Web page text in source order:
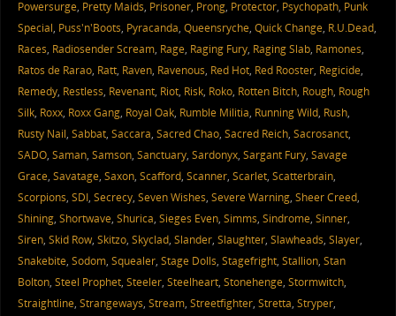
Powersurge, Pretty Maids, Prisoner, Prong, Protector, Psychopath, Punk
Special, Puss'n'Boots, Pyracanda, Queensryche, Quick Change, R.U.Dead,
Races, Radiosender Scream, Rage, Raging Fury, Raging Slab, Ramones,
Ratos de Rarao, Ratt, Raven, Ravenous, Red Hot, Red Rooster, Regicide,
Remedy, Restless, Revenant, Riot, Risk, Roko, Rotten Bitch, Rough, Rough
Silk, Roxx, Roxx Gang, Royal Oak, Rumble Militia, Running Wild, Rush,
Rusty Nail, Sabbat, Saccara, Sacred Chao, Sacred Reich, Sacrosanct,
SADO, Saman, Samson, Sanctuary, Sardonyx, Sargant Fury, Savage
Grace, Savatage, Saxon, Scafford, Scanner, Scarlet, Scatterbrain,
Scorpions, SDI, Secrecy, Seven Wishes, Severe Warning, Sheer Creed,
Shining, Shortwave, Shurica, Sieges Even, Simms, Sindrome, Sinner,
Siren, Skid Row, Skitzo, Skyclad, Slander, Slaughter, Slawheads, Slayer,
Snakebite, Sodom, Squealer, Stage Dolls, Stagefright, Stallion, Stan
Bolton, Steel Prophet, Steeler, Steelheart, Stonehenge, Stormwitch,
Straightline, Strangeways, Stream, Streetfighter, Stretta, Stryper,